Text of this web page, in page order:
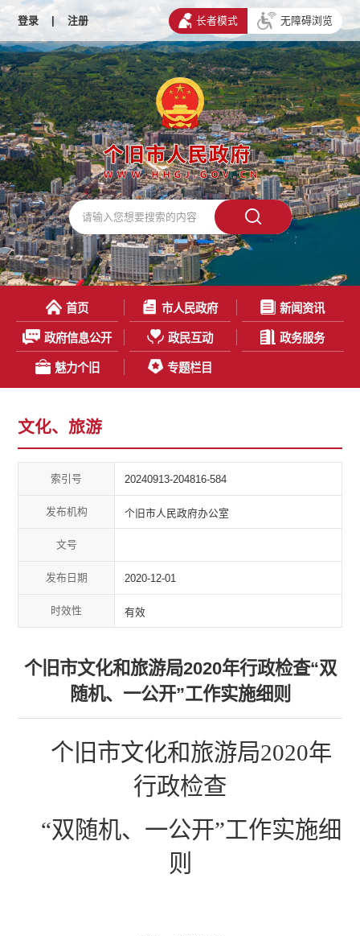
登录 | 注册 长者模式 无障碍浏览
首页 市人民政府 新闻资讯
政府信息公开 政民互动 政务服务
魅力个旧 专题栏目
文化、旅游
索引号 20240913-204816-584
发布机构 个旧市人民政府办公室
文号
发布日期 2020-12-01
时效性 有效
个旧市文化和旅游局2020年行政检查“双
随机、一公开”工作实施细则
个旧市文化和旅游局2020年
行政检查
“双随机、一公开”工作实施细
则